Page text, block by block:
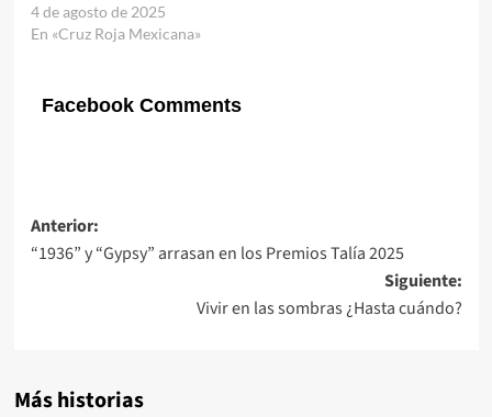
4 de agosto de 2025
En «Cruz Roja Mexicana»
Facebook Comments
Navegación
de
Anterior:
“1936” y “Gypsy” arrasan en los Premios Talía 2025
Siguiente:
Vivir en las sombras ¿Hasta cuándo?
Más historias